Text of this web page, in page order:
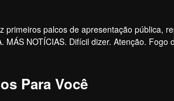
primeiros palcos de apresentação pública,
MÁS NOTÍCIAS. Difícil dizer. Atenção.
Para Você